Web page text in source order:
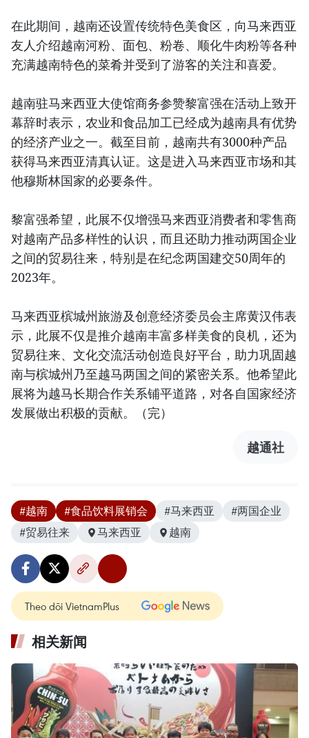
在此期间，越南还设置传统特色美食区，向马来西亚
友人介绍越南河粉、面包、粉卷、顺化牛肉粉等各种
充满越南特色的菜肴并受到了游客的关注和喜爱。
越南驻马来西亚大使馆商务参赞黎富强在活动上致开
幕辞时表示，农业和食品加工已经成为越南具有优势
的经济产业之一。截至目前，越南共有3000种产品
获得马来西亚清真认证。这是进入马来西亚市场和其
他穆斯林国家的必要条件。
黎富强希望，此展不仅增强马来西亚消费者和零售商
对越南产品多样性的认识，而且还助力推动两国企业
之间的贸易往来，特别是在纪念两国建交50周年的
2023年。
马来西亚槟城州旅游及创意经济委员会主席黄汉伟表
示，此展不仅是推介越南丰富多样美食的良机，还为
贸易往来、文化交流活动创造良好平台，助力巩固越
南与槟城州乃至越马两国之间的紧密关系。他希望此
展将为越马长期合作关系铺平道路，对各自国家经济
发展做出积极的贡献。（完）
越通社
#越南 #食品饮料展销会 #马来西亚
#两国企业
#贸易往来
马来西亚 越南
Theo dõi VietnamPlus
相关新闻